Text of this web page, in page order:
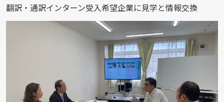
翻訳・通訳インターン受入希望企業に見学と情報交換